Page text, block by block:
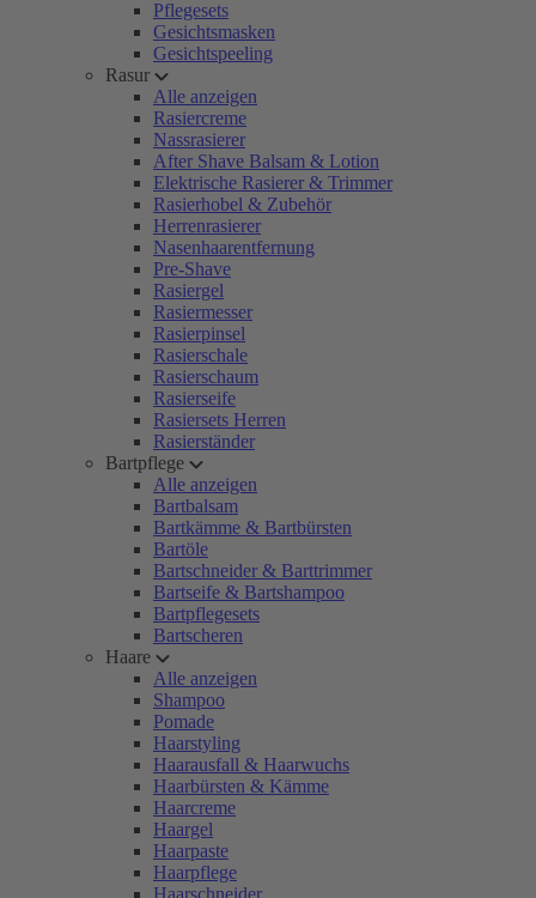
Pflegesets
Gesichtsmasken
Gesichtspeeling
Rasur
Alle anzeigen
Rasiercreme
Nassrasierer
After Shave Balsam & Lotion
Elektrische Rasierer & Trimmer
Rasierhobel & Zubehör
Herrenrasierer
Nasenhaarentfernung
Pre-Shave
Rasiergel
Rasiermesser
Rasierpinsel
Rasierschale
Rasierschaum
Rasierseife
Rasiersets Herren
Rasierständer
Bartpflege
Alle anzeigen
Bartbalsam
Bartkämme & Bartbürsten
Bartöle
Bartschneider & Barttrimmer
Bartseife & Bartshampoo
Bartpflegesets
Bartscheren
Haare
Alle anzeigen
Shampoo
Pomade
Haarstyling
Haarausfall & Haarwuchs
Haarbürsten & Kämme
Haarcreme
Haargel
Haarpaste
Haarpflege
Haarschneider